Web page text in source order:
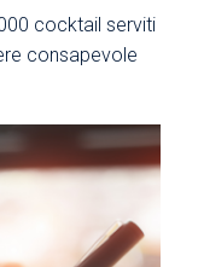
cocktail serviti
consapevole